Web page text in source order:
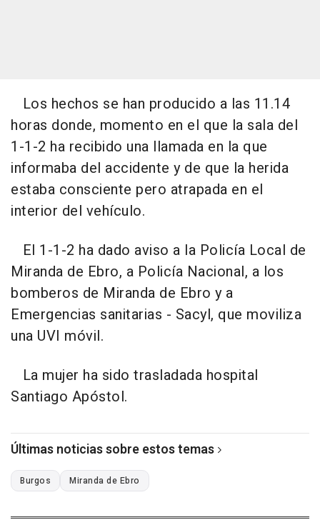
Los hechos se han producido a las 11.14
horas donde, momento en el que la sala del
1-1-2 ha recibido una llamada en la que
informaba del accidente y de que la herida
estaba consciente pero atrapada en el
interior del vehículo.
El 1-1-2 ha dado aviso a la Policía Local de
Miranda de Ebro, a Policía Nacional, a los
bomberos de Miranda de Ebro y a
Emergencias sanitarias - Sacyl, que moviliza
una UVI móvil.
La mujer ha sido trasladada hospital
Santiago Apóstol.
Últimas noticias sobre estos temas
Burgos Miranda de Ebro